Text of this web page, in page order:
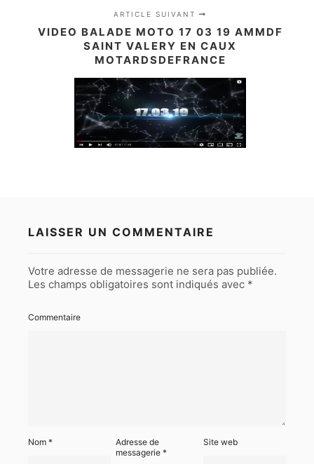
ARTICLE SUIVANT
VIDEO BALADE MOTO 17 03 19 AMMDF
SAINT VALERY EN CAUX
MOTARDSDEFRANCE
LAISSER UN COMMENTAIRE
Votre adresse de messagerie ne sera pas publiée.
Les champs obligatoires sont indiqués avec *
Commentaire
Nom *
Adresse de
messagerie*
Site web